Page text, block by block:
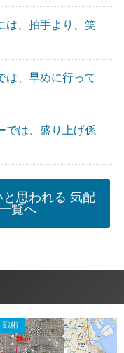
は、拍手より、笑
は、早めに行って
では、盛り上げ係
と思われる 気配
覧へ
戦術